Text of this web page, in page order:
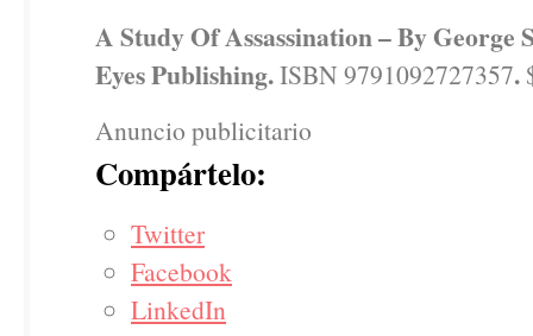
A Study Of Assassination – By George
Eyes Publishing.ISBN 9791092727357.
Anuncio publicitario
Compártelo:
Twitter
Facebook
LinkedIn